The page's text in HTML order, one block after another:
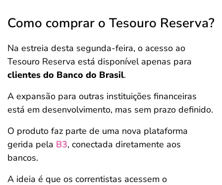
Como comprar o Tesouro Reserva?
Na estreia desta segunda-feira, o acesso ao
Tesouro Reserva está disponível apenas para
clientes do Banco do Brasil.
A expansão para outras instituições financeiras
está em desenvolvimento, mas sem prazo definido.
O produto faz parte de uma nova plataforma
gerida pela B3, conectada diretamente aos
bancos.
A ideia é que os correntistas acessem o